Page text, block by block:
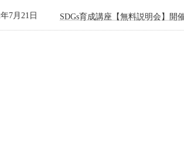
7月21日 SDGs育成講座【無料説明会】開